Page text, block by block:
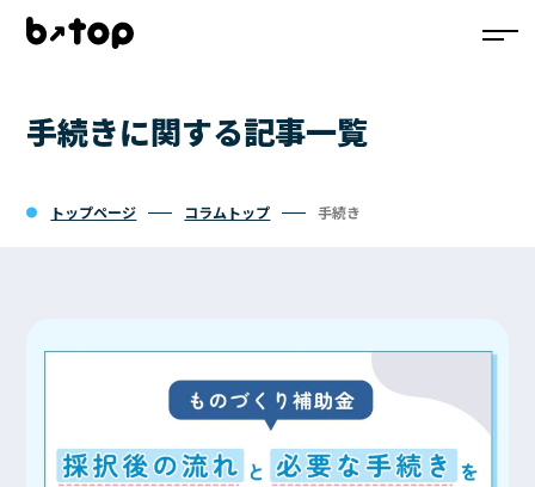
サービス一覧
コラムトップ
手続きに関する記事一覧
トップページ コラムトップ 手続き